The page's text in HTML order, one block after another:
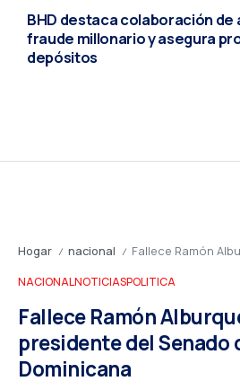
BHD destaca colaboración
fraude millonario y asegura
depósitos
Hogar / nacional / Fallece Ramón Alburquerque, ex
NACIONALNOTICIASPOLITICA
Fallece Ramón
presidente del Senado
Dominicana